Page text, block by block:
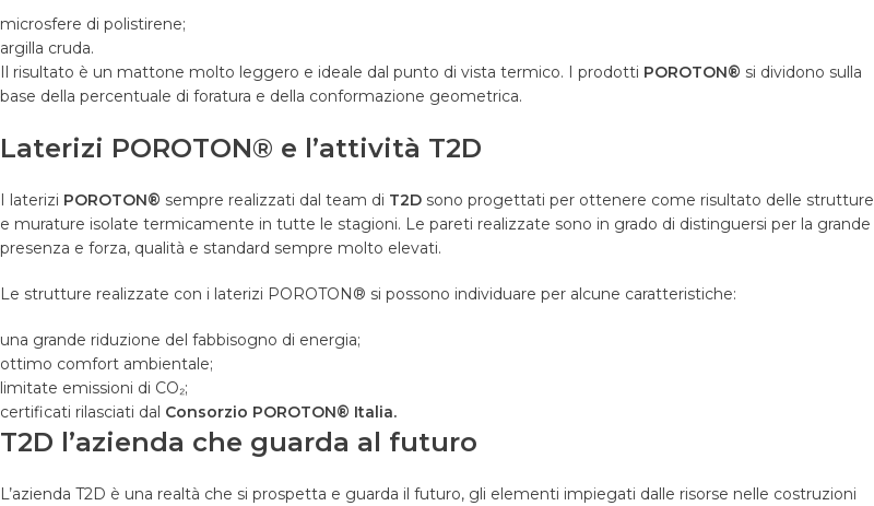
microsfere di polistirene;
argilla cruda.
Il risultato è un mattone molto leggero e ideale dal punto di vista termico. I prodotti POROTON® si dividono sulla
base della percentuale di foratura e della conformazione geometrica.
Laterizi POROTON® e l’attività T2D
I laterizi POROTON® sempre realizzati dal team di T2D sono progettati per ottenere come risultato delle strutture
e murature isolate termicamente in tutte le stagioni. Le pareti realizzate sono in grado di distinguersi per la grande
presenza e forza, qualità e standard sempre molto elevati.
Le strutture realizzate con i laterizi POROTON® si possono individuare per alcune caratteristiche:
una grande riduzione del fabbisogno di energia;
ottimo comfort ambientale;
limitate emissioni di CO₂;
certificati rilasciati dal Consorzio POROTON® Italia.
T2D l’azienda che guarda al futuro
L’azienda T2D è una realtà che si prospetta e guarda il futuro, gli elementi impiegati dalle risorse nelle costruzioni